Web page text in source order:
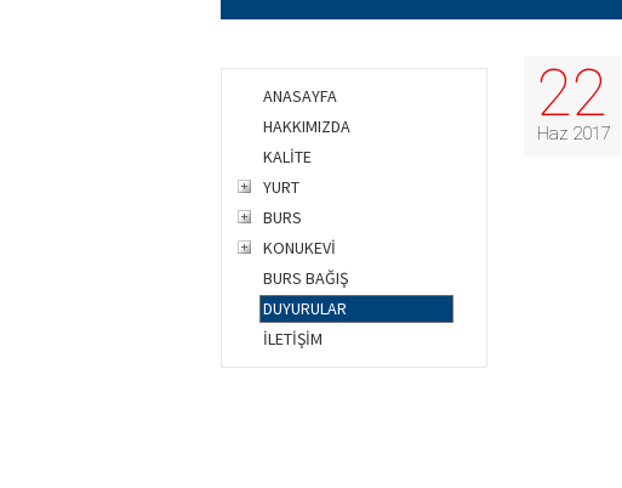
ANASAYFA
HAKKIMIZDA
KALİTE
YURT
BURS
KONUKEVİ
BURS BAĞIŞ
DUYURULAR
İLETİŞİM
22
Haz 2017